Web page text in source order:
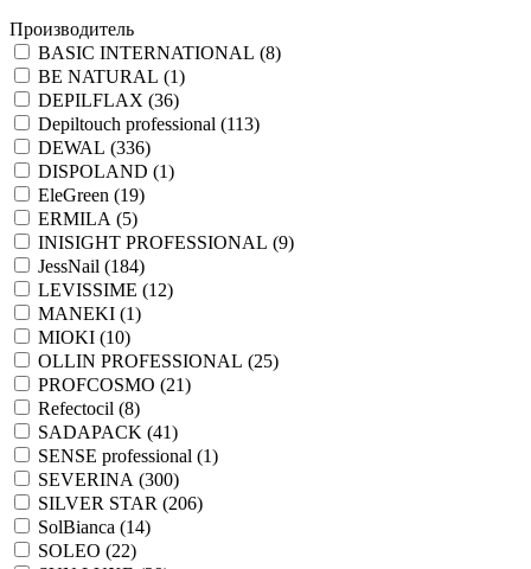
Производитель
BASIC INTERNATIONAL (8)
BE NATURAL (1)
DEPILFLAX (36)
Depiltouch professional (113)
DEWAL (336)
DISPOLAND (1)
EleGreen (19)
ERMILA (5)
INISIGHT PROFESSIONAL (9)
JessNail (184)
LEVISSIME (12)
MANEKI (1)
MIOKI (10)
OLLIN PROFESSIONAL (25)
PROFCOSMO (21)
Refectocil (8)
SADAPACK (41)
SENSE professional (1)
SEVERINA (300)
SILVER STAR (206)
SolBianca (14)
SOLEO (22)